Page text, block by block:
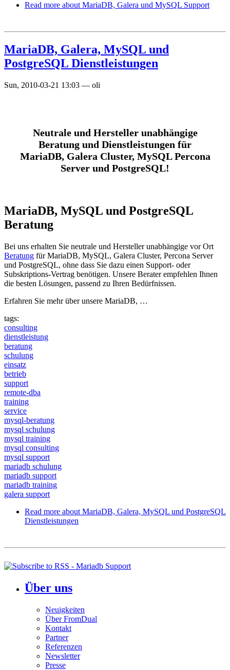
Read more about MariaDB, Galera und MySQL Support
MariaDB, Galera, MySQL und
PostgreSQL Dienstleistungen
Sun, 2010-03-21 13:03 — oli
Neutrale und Hersteller unabhängige
Beratung und Dienstleistungen für
MariaDB, Galera Cluster, MySQL Percona
Server und PostgreSQL!
MariaDB, MySQL und PostgreSQL
Beratung
Bei uns erhalten Sie neutrale und Hersteller unabhängige vor Ort
Beratung für MariaDB, MySQL, Galera Cluster, Percona Server
und PostgreSQL, ohne dass Sie dazu einen Support- oder
Subskriptions-Vertrag benötigen. Unsere Berater empfehlen Ihnen
die besten Lösungen, passend zu Ihren Bedürfnissen.
Erfahren Sie mehr über unsere MariaDB, …
tags:
consulting
dienstleistung
beratung
schulung
einsatz
betrieb
support
remote-dba
training
service
mysql-beratung
mysql schulung
mysql training
mysql consulting
mysql support
mariadb schulung
mariadb support
mariadb training
galera support
Read more about MariaDB, Galera, MySQL und PostgreSQL
Dienstleistungen
Über uns
Neuigkeiten
Über FromDual
Kontakt
Partner
Referenzen
Newsletter
Presse